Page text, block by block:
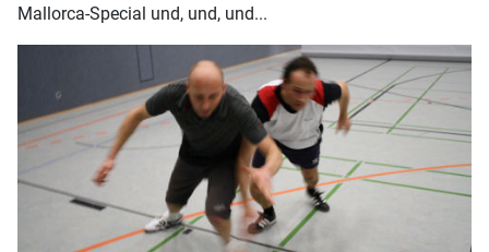
Mallorca-Special und, und, und...